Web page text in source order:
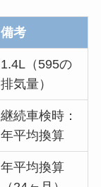
備考
1.4L（595の
排気量）
継続車検時：
年平均換算
年平均換算